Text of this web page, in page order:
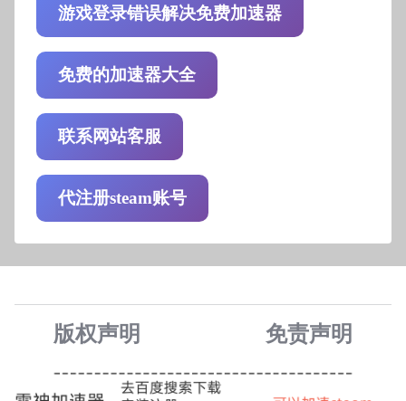
游戏登录错误解决免费加速器
免费的加速器大全
联系网站客服
代注册steam账号
版权声明 免责声明